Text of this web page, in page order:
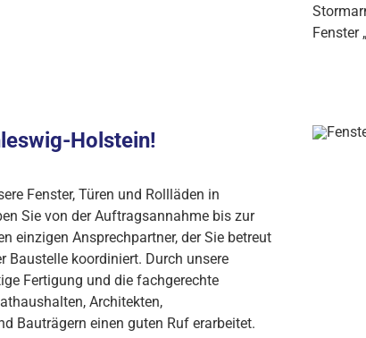
Fenster
Holstein!
Fenster, Türen und Rollläden in
Sie von der Auftragsannahme bis zur
einzigen Ansprechpartner, der Sie betreut
Baustelle koordiniert. Durch unsere
Fertigung und die fachgerechte
Architekten,
Bauträgern einen guten Ruf erarbeitet.